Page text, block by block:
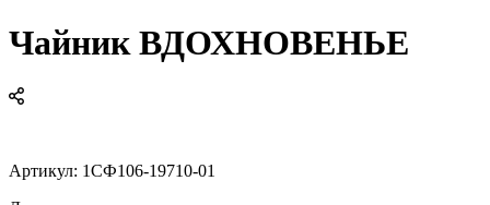
Чайник ВДОХНОВЕНЬЕ
Артикул: 1СФ106-19710-01